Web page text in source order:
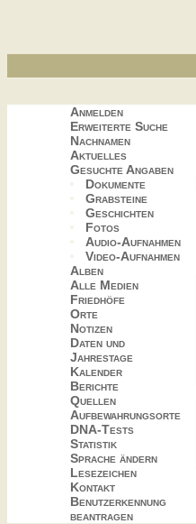
Anmelden
Erweiterte Suche
Nachnamen
Aktuelles
Gesuchte Angaben
Dokumente
Grabsteine
Geschichten
Fotos
Audio-Aufnahmen
Video-Aufnahmen
Alben
Alle Medien
Friedhöfe
Orte
Notizen
Daten und
Jahrestage
Kalender
Berichte
Quellen
Aufbewahrungsorte
DNA-Tests
Statistik
Sprache ändern
Lesezeichen
Kontakt
Benutzerkennung
beantragen